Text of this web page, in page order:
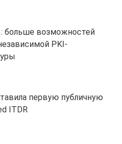
больше возможностей
PKI-
первую публичную
ITDR